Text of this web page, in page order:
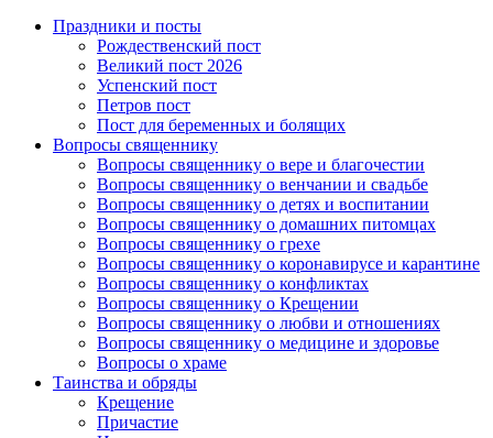
Праздники и посты
Рождественский пост
Великий пост 2026
Успенский пост
Петров пост
Пост для беременных и болящих
Вопросы священнику
Вопросы священнику о вере и благочестии
Вопросы священнику о венчании и свадьбе
Вопросы священнику о детях и воспитании
Вопросы священнику о домашних питомцах
Вопросы священнику о грехе
Вопросы священнику о коронавирусе и карантине
Вопросы священнику о конфликтах
Вопросы священнику о Крещении
Вопросы священнику о любви и отношениях
Вопросы священнику о медицине и здоровье
Вопросы о храме
Таинства и обряды
Крещение
Причастие